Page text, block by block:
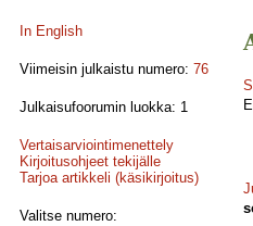
In English
Viimeisin julkaistu numero: 76
Julkaisufoorumin luokka: 1
Vertaisarviointimenettely
Kirjoitusohjeet tekijälle
Tarjoa artikkeli (käsikirjoitus)
Valitse numero: